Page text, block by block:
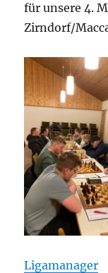
für unsere 4.
Zirndorf/
Ligamanager